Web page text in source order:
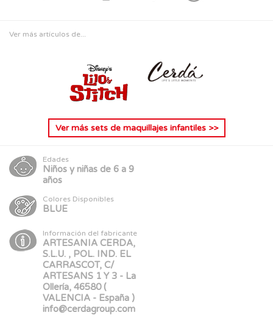
Ver más artículos de...
Ver más sets de maquillajes infantiles>>
Edades
Niños y niñas de 6 a 9
años
Colores Disponibles
BLUE
Información del fabricante
ARTESANIA CERDA,
S.L.U. , POL. IND. EL
CARRASCOT, C/
ARTESANS 1 Y 3 - La
Ollería, 46580 (
VALENCIA - España )
info@cerdagroup.com